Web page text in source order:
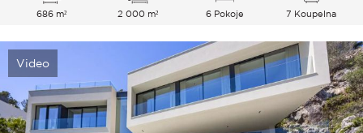
686 m² 2 000 m² 6 Pokoje 7 Koupelna
Video